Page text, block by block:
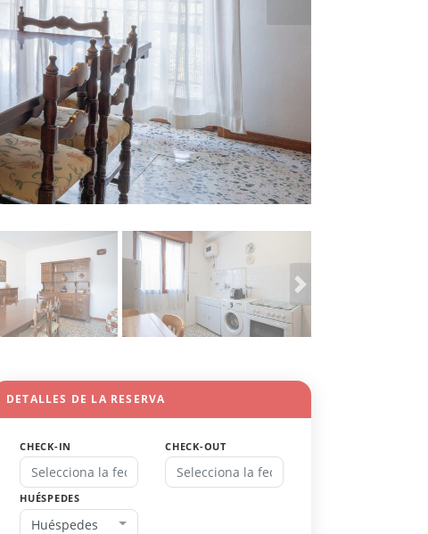
DETALLES DE LA RESERVA
CHECK-IN CHECK-OUT
HUÉSPEDES
Huéspedes